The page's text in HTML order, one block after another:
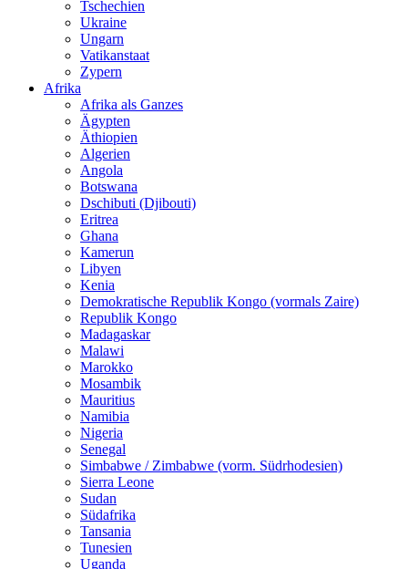
Tschechien
Ukraine
Ungarn
Vatikanstaat
Zypern
Afrika
Afrika als Ganzes
Ägypten
Äthiopien
Algerien
Angola
Botswana
Dschibuti (Djibouti)
Eritrea
Ghana
Kamerun
Libyen
Kenia
Demokratische Republik Kongo (vormals Zaire)
Republik Kongo
Madagaskar
Malawi
Marokko
Mosambik
Mauritius
Namibia
Nigeria
Senegal
Simbabwe / Zimbabwe (vorm. Südrhodesien)
Sierra Leone
Sudan
Südafrika
Tansania
Tunesien
Uganda